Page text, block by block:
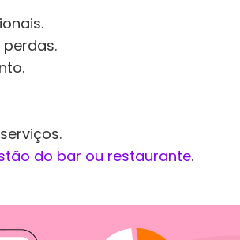
do bar ou restaurante.